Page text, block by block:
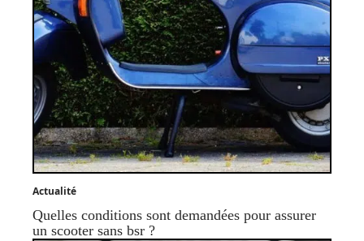
Actualité
Quelles conditions sont demandées pour assurer
un scooter sans bsr ?